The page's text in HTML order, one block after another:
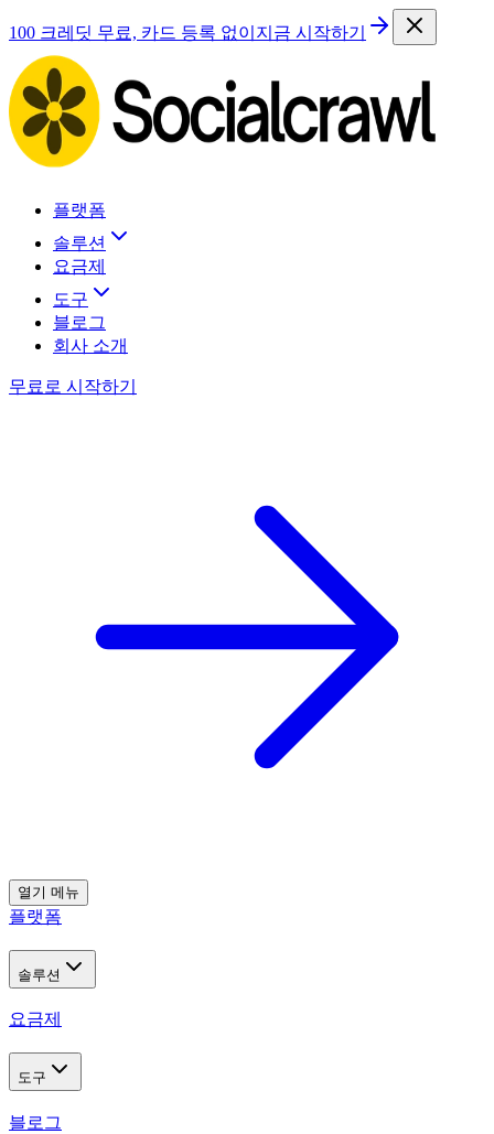
100 크레딧 무료, 카드 등록 없이 지금 시작하기
플랫폼
솔루션
요금제
도구
블로그
회사 소개
무료로 시작하기
열기 메뉴
플랫폼
솔루션
요금제
도구
블로그